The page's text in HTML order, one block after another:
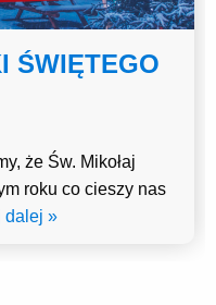
ŚWIĘTEGO
że Św. Mikołaj
roku co cieszy nas
»